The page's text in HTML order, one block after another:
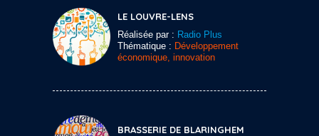
LE LOUVRE-LENS
Réalisée par : Radio Plus
Thématique : Développement
économique, innovation
BRASSERIE DE BLARINGHEM